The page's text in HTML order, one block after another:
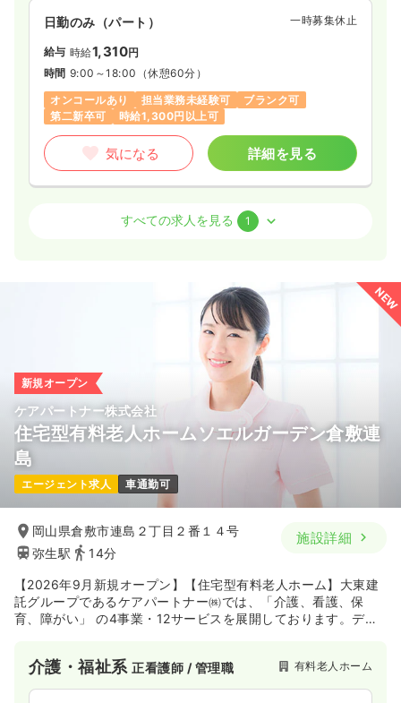
検診・健診
日勤のみ（常勤）
※経験4年の例
時間 8:00～17:00
日祝休み
担当業務未経験可
第二新卒可
月給28万円以上可
日勤のみ（パート） 一時募集休止
給与 時給1,310円
時間 9:00～18:00 （休憩60分）
オンコールあり
担当業務未経験可
ブランク可
第二新卒可
時給1,300円以上可
気になる 詳細を見る
正看護師 / 管理職
賞与2ヶ月
（休憩60分）
詳細を見る
すべての求人を見る 1
NEW
新規オープン
ケアパートナー株式会社
住宅型有料老人ホームソエルガーデン倉敷連
島
エージェント求人 車通勤可
岡山県倉敷市連島２丁目２番１４号
弥生駅
14分
施設詳細
【2026年9月新規オープン】【住宅型有料老人ホーム】大東建
託グループであるケアパートナー㈱では、「介護、看護、保
育、障がい」 の4事業・12サービスを展開しております。デイ
宅、高齢者グループホーム、福祉用具貸与・販売、家政婦紹介
サービス、障がい者総合支援、障がい者グループホーム、保育
介護・福祉系正看護師 / 管理職 有料老人ホーム